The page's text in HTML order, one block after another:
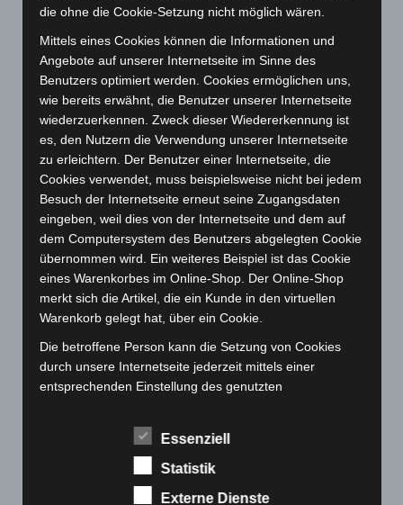
Dezember 2023(130)
November 2023(130)
Oktober 2023(114)
September 2023(133)
August 2023(134)
Juli 2023(118)
Juni 2023(142)
Mai 2023 (139)
April 2023
(155)
März 2023(174)
Februar 2023(154)
Januar 2023 (140)
Dezember 2022
(130)
November 2022(167)
Oktober 2022(166)
(166)
die ohne die Cookie-Setzung nicht möglich wären.
Mittels eines Cookies können die Informationen und
Angebote auf unserer Internetseite im Sinne des
Benutzers optimiert werden. Cookies ermöglichen uns,
wie bereits erwähnt, die Benutzer unserer Internetseite
wiederzuerkennen. Zweck dieser Wiedererkennung ist
es, den Nutzern die Verwendung unserer Internetseite
zu erleichtern. Der Benutzer einer Internetseite, die
Cookies verwendet, muss beispielsweise nicht bei jedem
Besuch der Internetseite erneut seine Zugangsdaten
eingeben, weil dies von der Internetseite und dem auf
dem Computersystem des Benutzers abgelegten Cookie
übernommen wird. Ein weiteres Beispiel ist das Cookie
eines Warenkorbes im Online-Shop. Der Online-Shop
merkt sich die Artikel, die ein Kunde in den virtuellen
Warenkorb gelegt hat, über ein Cookie.
Die betroffene Person kann die Setzung von Cookies
durch unsere Internetseite jederzeit mittels einer
entsprechenden Einstellung des genutzten
Cookies dauerhaft widersprechen. Ferner können
bereits gesetzte Cookies jederzeit über einen
Internetbrowser oder andere Softwareprogramme
gelöscht werden. Dies ist in allen gängigen
Essenziell
Statistik
Externe Dienste